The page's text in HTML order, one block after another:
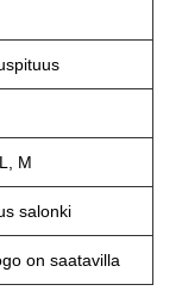
M
salonki
on saatavilla